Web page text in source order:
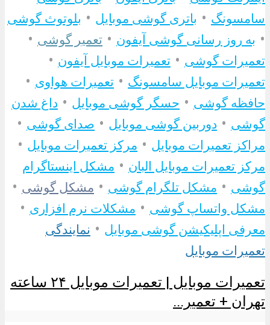
سامسونگ • باتری گوشی موبایل • بلوتوث گوشی
• به روز رسانی گوشی آیفون • تعمیر گوشی •
تعمیرات گوشی • تعمیرات موبایل آیفون •
تعمیرات موبایل سامسونگ • تعمیرات هواوی •
حافظه گوشی • حسگر گوشی موبایل • داغ شدن
گوشی • دوربین گوشی موبایل • صدای گوشی •
مراکز تعمیرات موبایل • مرکز تعمیرات موبایل •
مرکز تعمیرات موبایل البان • مشکل اینستاگرام
گوشی • مشکل تلگرام گوشی • مشکل گوشی •
مشکل واتساپ گوشی • مشکلات نرم افزاری •
معرفی اپلیکیشن گوشی موبایل • نمایندگی
تعمیرات موبایل
تعمیرات موبایل | تعمیرات موبایل ۲۴ ساعته
تهران + تعمیر...